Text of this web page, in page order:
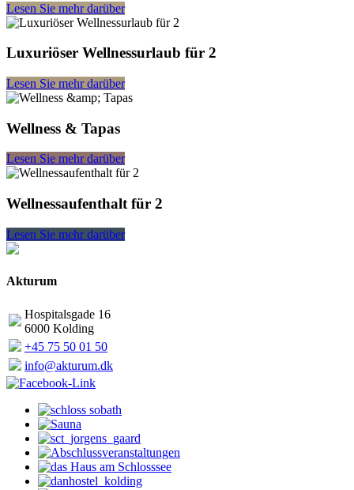
Lesen Sie mehr darüber
Luxuriöser Wellnessurlaub für 2
Lesen Sie mehr darüber
Wellness & Tapas
Lesen Sie mehr darüber
Wellnessaufenthalt für 2
Lesen Sie mehr darüber
Akturum
Hospitalsgade 16
6000 Kolding
+45 75 50 01 50
info@akturum.dk